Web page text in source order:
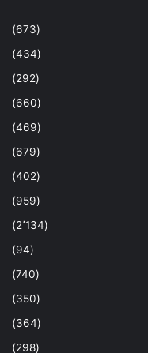
(673)
(434)
(292)
(660)
(469)
(679)
(402)
(959)
(2٬134)
(94)
(740)
(350)
(364)
(298)